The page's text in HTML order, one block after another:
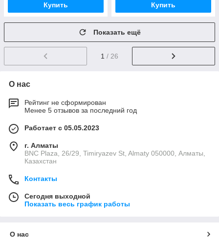
Купить Купить
Показать ещё
1 / 26
О нас
Рейтинг не сформирован
Менее 5 отзывов за последний год
Работает с 05.05.2023
г. Алматы
BNC Plaza, 26/29, Timiryazev St, Almaty 050000, Алматы,
Казахстан
Контакты
Сегодня выходной
Показать весь график работы
О нас